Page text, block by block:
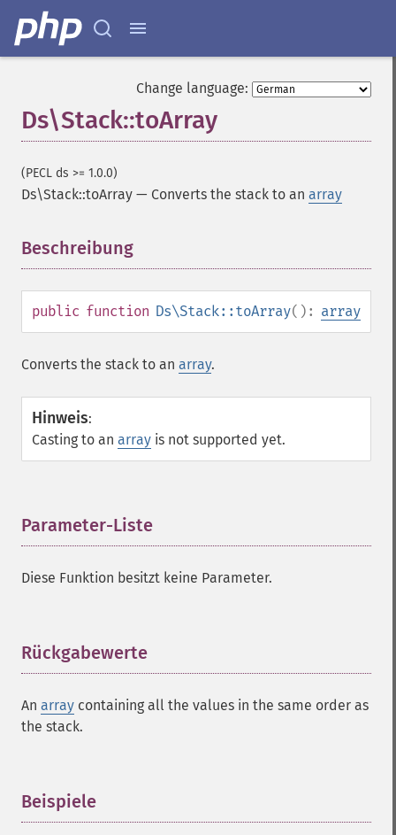
Change language:
Ds\Stack::toArray
(PECL ds >= 1.0.0)
Ds\Stack::toArray — Converts the stack to an array
Beschreibung
public function Ds\Stack::toArray(): array
Converts the stack to an array.
Hinweis:
Casting to an array is not supported yet.
Parameter-Liste
Diese Funktion besitzt keine Parameter.
Rückgabewerte
An array containing all the values in the same order as
the stack.
Beispiele